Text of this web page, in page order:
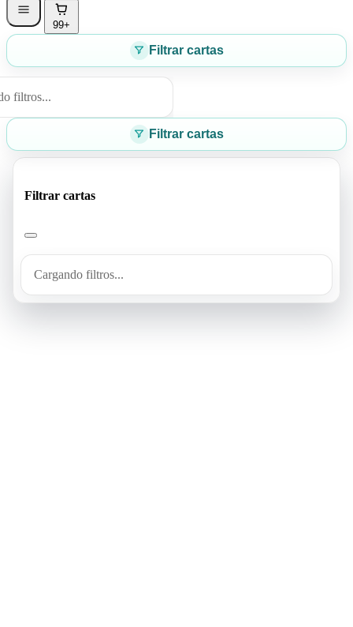
99+
Filtrar cartas
filtros...
Filtrar cartas
Filtrar cartas
Cargando filtros...